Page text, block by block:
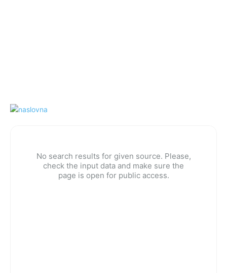
No search results for given source. Please,
check the input data and make sure the
page is open for public access.